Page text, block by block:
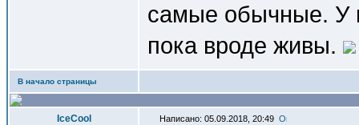
самые обычные. У
пока вроде живы.
В начало страницы
IceCool Написано: 05.09.2018, 20:49